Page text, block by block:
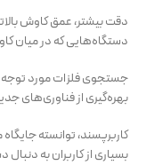
دقت بیشتر، عمق کاوش
دستگاه‌هایی که در میان
جستجوی فلزات مورد توجه
بهره‌گیری از فناوری‌های
کاربرپسند، توانسته
بسیاری از کاربران به